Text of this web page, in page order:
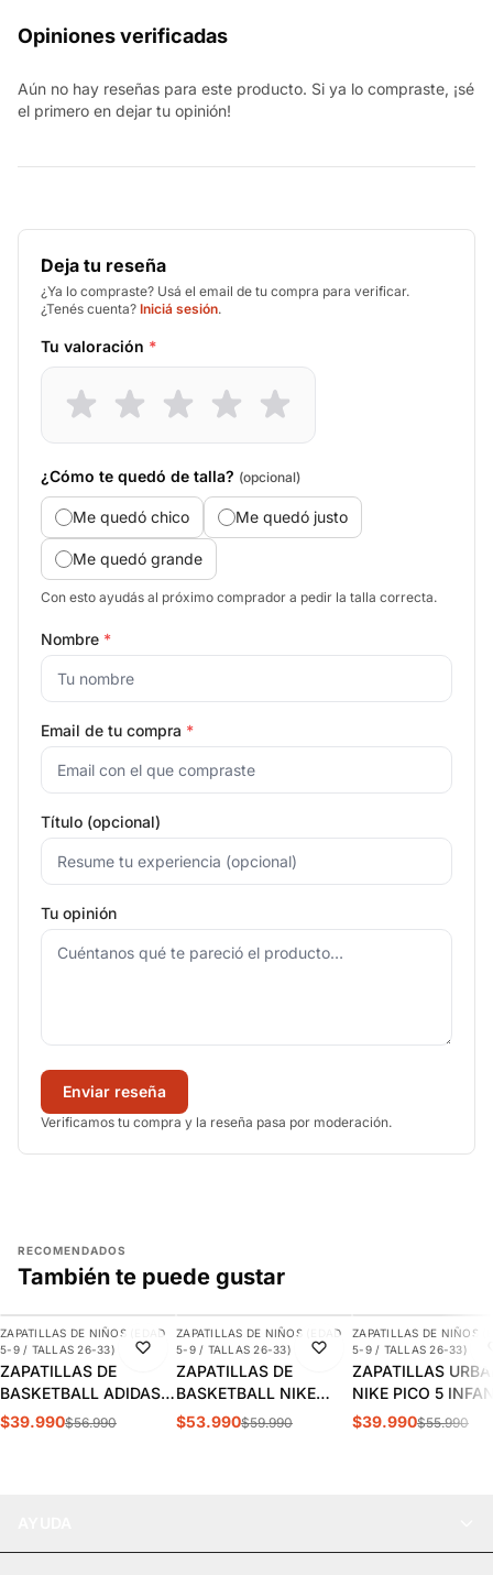
Opiniones verificadas
Aún no hay reseñas para este producto. Si ya lo compraste, ¡sé
el primero en dejar tu opinión!
Deja tu reseña
¿Ya lo compraste? Usá el email de tu compra para verificar.
¿Tenés cuenta? Iniciá sesión.
Tu valoración *
¿Cómo te quedó de talla? (opcional)
Me quedó chico Me quedó justo
Me quedó grande
Con esto ayudás al próximo comprador a pedir la talla correcta.
Nombre *
Email de tu compra *
Título (opcional)
Tu opinión
Enviar reseña
Verificamos tu compra y la reseña pasa por moderación.
RECOMENDADOS
También te puede gustar
-30%
AGREGAR
ZAPATILLAS DE NIÑOS (EDAD
5-9 / TALLAS 26-33)
ZAPATILLAS DE
BASKETBALL ADIDAS
CROSS EM UP 5K
$39.990$56.990
-10%
AGREGAR
ZAPATILLAS DE NIÑOS (EDAD
5-9 / TALLAS 26-33)
ZAPATILLAS DE
BASKETBALL NIKE
TEAM HUSTLE D 12 PS
$53.990$59.990
-29%
ZAPATILLAS DE NIÑOS
5-9 / TALLAS 26-33)
ZAPATILLAS
NIKE PICO 5
AR4161-100
$39.990$55.990